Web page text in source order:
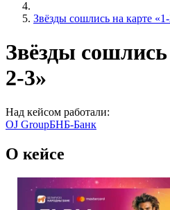
Звёзды сошлись на карте
Звёзды
2-3»
Над кейсом работали:
OJ GroupБНБ-Банк
О кейсе